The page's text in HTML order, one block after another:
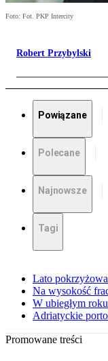
Foto: Fot. PKP Intercity
Robert Przybylski
Powiązane
Polecane
Najnowsze
Tagi
Lato
Na wysokość
W ubiegłym
Adriatyckie
Promowane treści